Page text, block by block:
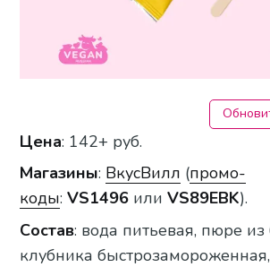
Цена: 142+ руб.
Магазины: ВкусВилл (промо-
коды:VS1496 или VS89EBK).
Состав: вода питьевая, пюре из
клубника